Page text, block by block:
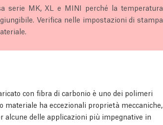
serie MK, XL e MINI perché la temperatura
Verifica nelle impostazioni di stampa
con fibra di carbonio è uno dei polimeri
ha eccezionali proprietà meccaniche,
alcune delle applicazioni più impegnative in